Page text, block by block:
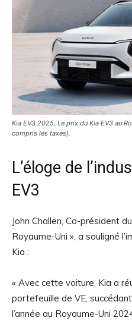
Kia EV3 2025. Le prix du Kia EV3 au
compris les taxes).
L’éloge de
EV3
John Challen, Co-président
Royaume-Uni », a souligné
Kia :
« Avec cette voiture, Kia a
portefeuille de VE,
l’année au Royaume-Uni